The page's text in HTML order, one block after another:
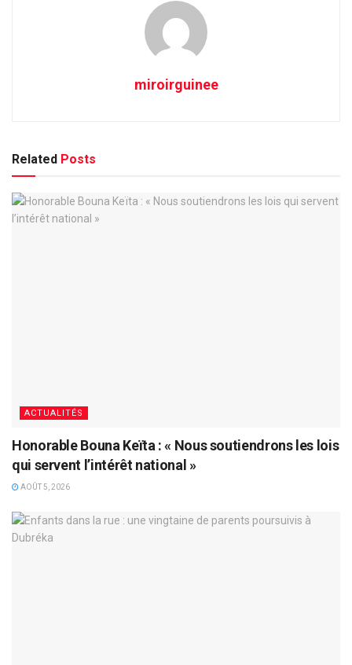
miroirguinee
Related Posts
ACTUALITÉS
Honorable Bouna Keïta : « Nous soutiendrons les lois
qui servent l’intérêt national »
AOÛT 5, 2026